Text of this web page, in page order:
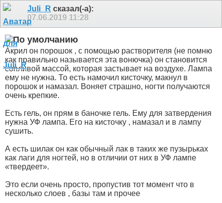
Juli_R сказал(-а):
07.06.2019 11:28
Акрил он порошок , с помощью растворителя (не помню
как правильно называется эта вонючка) он становится
сопливой массой, которая застывает на воздухе. Лампа
ему не нужна. То есть намочил кисточку, макнул в
порошок и намазал. Воняет страшно, ногти получаются
очень крепкие.
Есть гель, он прям в баночке гель. Ему для затвердения
нужна УФ лампа. Его на кисточку , намазал и в лампу
сушить.
А есть шилак он как обычный лак в таких же пузырьках
как лаги для ногтей, но в отличии от них в УФ лампе
«твердеет».
Это если очень просто, пропустив тот момент что в
несколько слоев , базы там и прочее